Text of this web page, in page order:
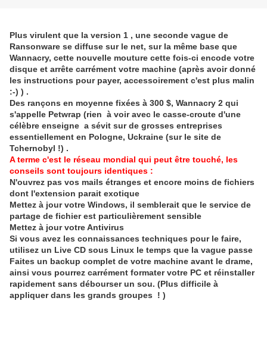
Plus virulent que la version 1 , une seconde vague de
Ransonware se diffuse sur le net, sur la même base que
Wannacry, cette nouvelle mouture cette fois-ci encode votre
disque et arrête carrément votre machine (après avoir donné
les instructions pour payer, accessoirement c'est plus malin
:-) ) .
Des rançons en moyenne fixées à 300 $, Wannacry 2 qui
s'appelle Petwrap (rien à voir avec le casse-croute d'une
célèbre enseigne a sévit sur de grosses entreprises
essentiellement en Pologne, Uckraine (sur le site de
Tchernobyl !) .
A terme c'est le réseau mondial qui peut être touché, les
conseils sont toujours identiques :
N'ouvrez pas vos mails étranges et encore moins de fichiers
dont l'extension parait exotique
Mettez à jour votre Windows, il semblerait que le service de
partage de fichier est particulièrement sensible
Mettez à jour votre Antivirus
Si vous avez les connaissances techniques pour le faire,
utilisez un Live CD sous Linux le temps que la vague passe
Faites un backup complet de votre machine avant le drame,
ainsi vous pourrez carrément formater votre PC et réinstaller
rapidement sans débourser un sou. (Plus difficile à
appliquer dans les grands groupes ! )